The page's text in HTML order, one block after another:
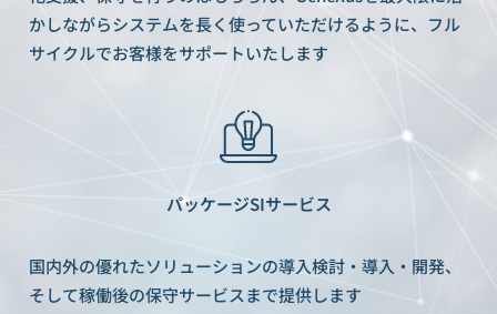
かしながらシステムを長く使っていただけるように、フル
サイクルでお客様をサポートいたします
パッケージSIサービス
国内外の優れたソリューションの導入検討・導入・開発、
そして稼働後の保守サービスまで提供します